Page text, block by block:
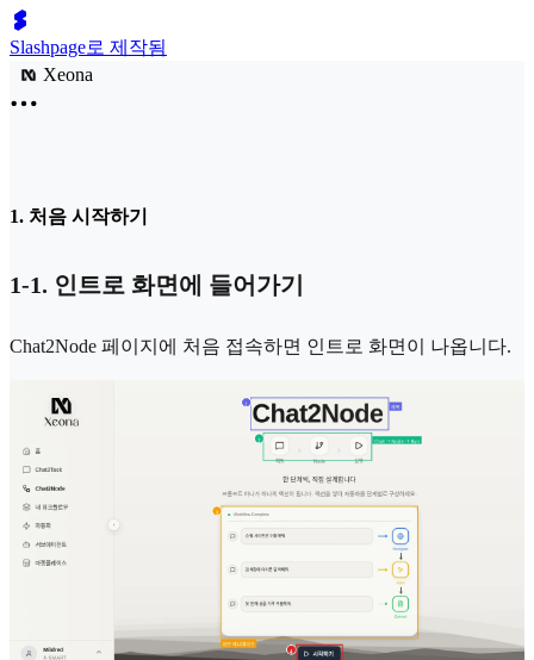
Slashpage로 제작됨
Xeona
1. 처음 시작하기
1-1. 인트로 화면에 들어가기
Chat2Node 페이지에 처음 접속하면 인트로 화면이 나옵니다.